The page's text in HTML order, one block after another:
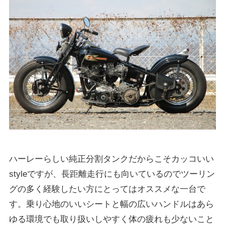
ハーレーらしい純正分割タンクだからこそカッコいい
styleですが、長距離走行にも向いているのでツーリン
グの多く経験したい方にとってはオススメな一台で
す。乗り心地のいいシートと幅の広いハンドルはあら
ゆる環境でも取り扱いしやすく体の疲れも少ないこと